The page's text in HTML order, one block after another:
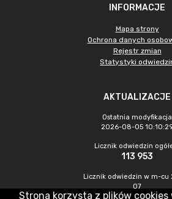
INFORMACJE
Mapa strony
Ochrona danych
Rejestr zmian
Statystyki
AKTUALIZACJE
Ostatnia modyfikacja
2026-08-05
Licznik odwiedzin
113 953
Licznik odwiedzin w m-cu
07
472
Strona korzysta z plików cookies